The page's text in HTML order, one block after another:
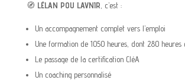
🧭 LÉLAN POU LAVNIR , c’est :
Un accompagnement complet vers l’emploi
Une formation de 1050 heures, dont 280 heures
Le passage de la certification CléA
Un coaching personnalisé